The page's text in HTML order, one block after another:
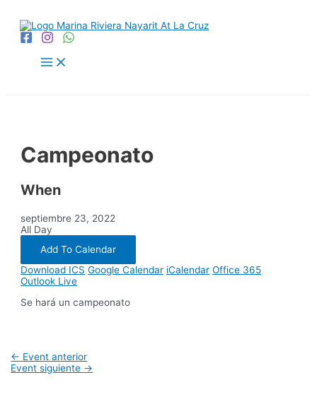
contenido
Main
Menu
Campeonato
When
septiembre 23, 2022
All Day
Add To Calendar
Download ICS Google Calendar iCalendar Office 365
Outlook Live
Se hará un campeonato
Navegación
de
← Event anterior
Event siguiente →